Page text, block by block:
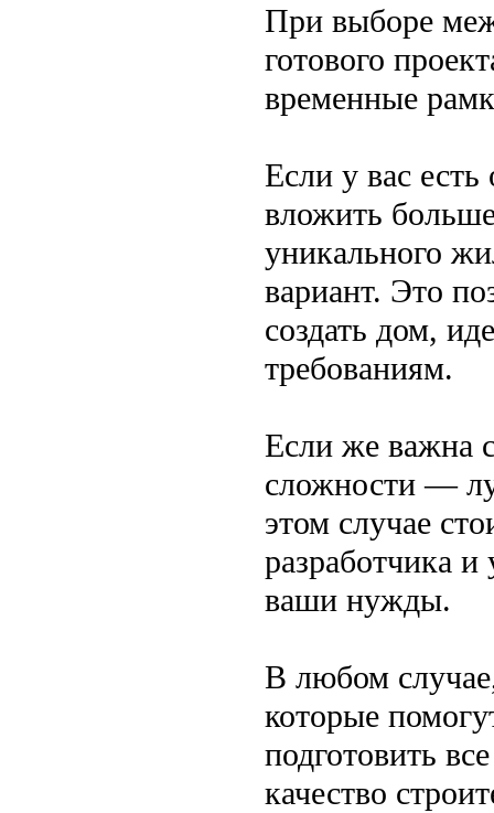
При выборе
готового
временные
Если у вас
вложить
уникального
вариант. Это
создать дом,
требованиям.
Если же важна
сложности —
этом случае
разработчика и
ваши нужды.
В любом
которые
подготовить
качество